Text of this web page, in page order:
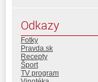
Odkazy
Fotky
Pravda.sk
Recepty
Šport
TV program